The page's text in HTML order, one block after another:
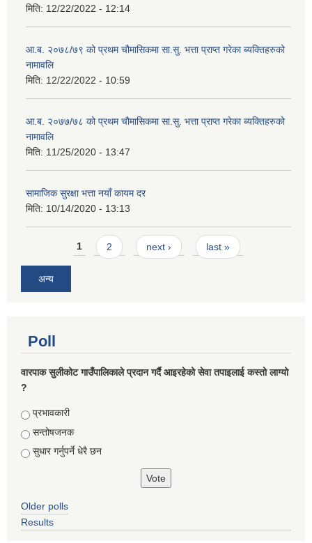
मिति: 12/22/2022 - 12:14
आ.ब. २०७८/७९ को प्रथम चौमासिकमा सा.सु. भत्ता प्राप्त गरेका ब्यक्तिहरुको
नामावलि
मिति: 12/22/2022 - 10:59
आ.ब. २०७७/७८ को प्रथम चौमासिकमा सा.सु. भत्ता प्राप्त गरेका ब्यक्तिहरुको
नामावलि
मिति: 11/25/2020 - 13:47
सामाजिक सुरक्षा भत्ता नयाँ कायम दर
मिति: 10/14/2020 - 13:13
Pages1 2 next › last »
अन्य
Poll
वारपाक सुलीकोट गाउँपालिकाले प्रदान गर्दै आइरहेको सेवा तपाइलाई कस्तो लाग्यो
?
Choices
प्रभावकारी
सन्तोषजनक
सुधार गर्नुपर्ने धेरै छन
Older polls
Results